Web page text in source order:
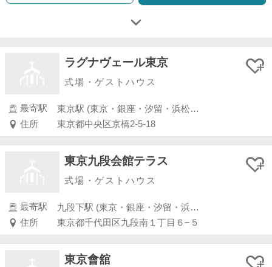
ラグナヴェール東京
式場・ゲストハウス
最寄駅
東京駅 (東京・銀座・汐留・浜松町・品川・上野・浅草)
住所
東京都中央区京橋2-5-18
東京九段会館テラス
式場・ゲストハウス
最寄駅
九段下駅 (東京・銀座・汐留・浜松町・品川・上野・浅草)
住所
東京都千代田区九段南１丁目６−５
東京會舘